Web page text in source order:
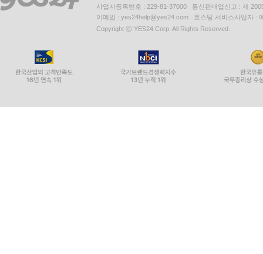
사업자등록번호 : 229-81-37000 통신판매업신고 : 제
이메일 : yes24help@yes24.com 호스팅 서비스사업자 :
Copyright ⓒ YES24 Corp. All Rights Reserved.